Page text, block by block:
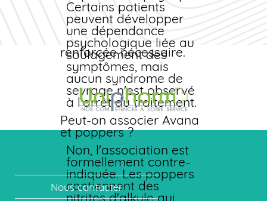
drépanocytose,
leucémie ou myélome, le
risque de priapisme est
accru : surveillance
renforcée nécessaire.
Certains patients
peuvent développer
une dépendance
psychologique liée au
soulagement des
symptômes, mais
aucun syndrome de
sevrage n'est observé
à l'arrêt du traitement.
Peut-on associer Avana
et poppers ?
Non, l'association est
formellement contre-
indiquée. Les poppers
contiennent des
nitrites d'alkyle qui,
Nous contacter